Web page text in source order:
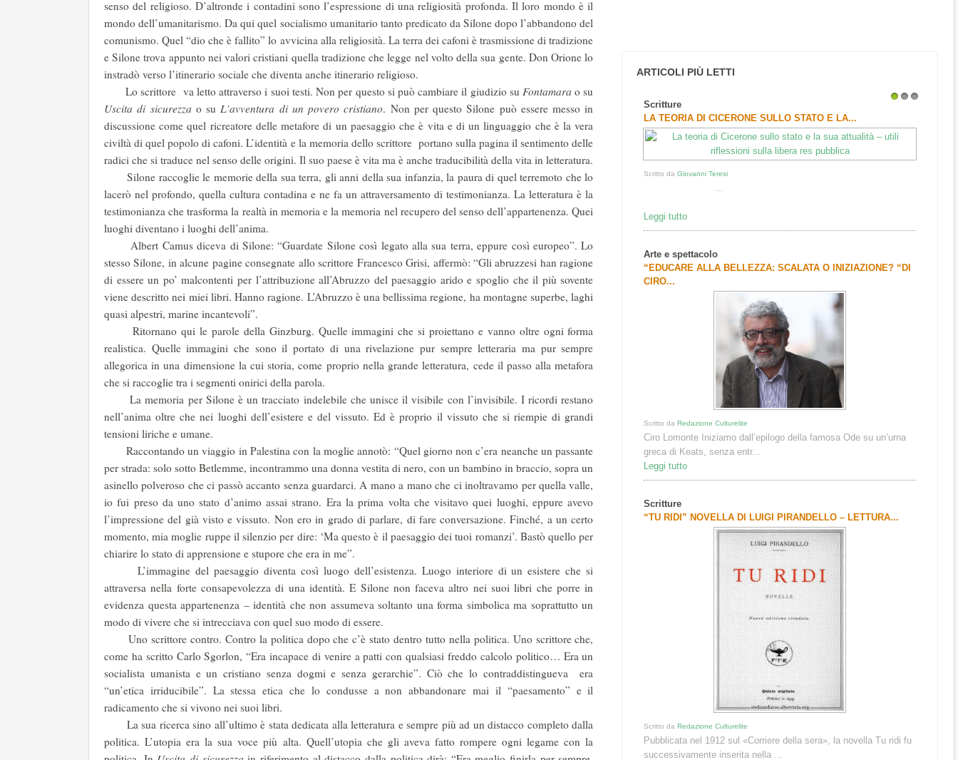
senso del religioso. D’altronde i contadini sono l’espressione di una religiosità profonda. Il loro mondo è il
mondo dell’umanitarismo. Da qui quel socialismo umanitario tanto predicato da Silone dopo l’abbandono del
comunismo. Quel “dio che è fallito” lo avvicina alla religiosità. La terra dei cafoni è trasmissione di tradizione
e Silone trova appunto nei valori cristiani quella tradizione che legge nel volto della sua gente. Don Orione lo
instradò verso l’itinerario sociale che diventa anche itinerario religioso.
Lo scrittore va letto attraverso i suoi testi. Non per questo si può cambiare il giudizio su Fontamarao su
Uscita di sicurezza o suL’avventura di un povero cristiano. Non per questo Silone può essere messo in
discussione come quel ricreatore delle metafore di un paesaggio che è vita e di un linguaggio che è la vera
civiltà di quel popolo di cafoni. L’identità e la memoria dello scrittore portano sulla pagina il sentimento delle
radici che si traduce nel senso delle origini. Il suo paese è vita ma è anche traducibilità della vita in letteratura.
Silone raccoglie le memorie della sua terra, gli anni della sua infanzia, la paura di quel terremoto che lo
lacerò nel profondo, quella cultura contadina e ne fa un attraversamento di testimonianza. La letteratura è la
testimonianza che trasforma la realtà in memoria e la memoria nel recupero del senso dell’appartenenza. Quei
luoghi diventano i luoghi dell’anima.
Albert Camus diceva di Silone: “Guardate Silone così legato alla sua terra, eppure così europeo”. Lo
stesso Silone, in alcune pagine consegnate allo scrittore Francesco Grisi, affermò: “Gli abruzzesi han ragione
di essere un po’ malcontenti per l’attribuzione all’Abruzzo del paesaggio arido e spoglio che il più sovente
viene descritto nei miei libri. Hanno ragione. L’Abruzzo è una bellissima regione, ha montagne superbe, laghi
quasi alpestri, marine incantevoli”.
Ritornano qui le parole della Ginzburg. Quelle immagini che si proiettano e vanno oltre ogni forma
realistica. Quelle immagini che sono il portato di una rivelazione pur sempre letteraria ma pur sempre
allegorica in una dimensione la cui storia, come proprio nella grande letteratura, cede il passo alla metafora
che si raccoglie tra i segmenti onirici della parola.
La memoria per Silone è un tracciato indelebile che unisce il visibile con l’invisibile. I ricordi restano
nell’anima oltre che nei luoghi dell’esistere e del vissuto. Ed è proprio il vissuto che si riempie di grandi
tensioni liriche e umane.
Raccontando un viaggio in Palestina con la moglie annotò: “Quel giorno non c’era neanche un passante
per strada: solo sotto Betlemme, incontrammo una donna vestita di nero, con un bambino in braccio, sopra un
asinello polveroso che ci passò accanto senza guardarci. A mano a mano che ci inoltravamo per quella valle,
io fui preso da uno stato d’animo assai strano. Era la prima volta che visitavo quei luoghi, eppure avevo
l’impressione del già visto e vissuto. Non ero in grado di parlare, di fare conversazione. Finché, a un certo
momento, mia moglie ruppe il silenzio per dire: ‘Ma questo è il paesaggio dei tuoi romanzi’. Bastò quello per
chiarire lo stato di apprensione e stupore che era in me”.
L’immagine del paesaggio diventa così luogo dell’esistenza. Luogo interiore di un esistere che si
attraversa nella forte consapevolezza di una identità. E Silone non faceva altro nei suoi libri che porre in
evidenza questa appartenenza – identità che non assumeva soltanto una forma simbolica ma soprattutto un
modo di vivere che si intrecciava con quel suo modo di essere.
Uno scrittore contro. Contro la politica dopo che c’è stato dentro tutto nella politica. Uno scrittore che,
come ha scritto Carlo Sgorlon, “Era incapace di venire a patti con qualsiasi freddo calcolo politico… Era un
socialista umanista e un cristiano senza dogmi e senza gerarchie”. Ciò che lo contraddistingueva era
“un’etica irriducibile”. La stessa etica che lo condusse a non abbandonare mai il “paesamento” e il
radicamento che si vivono nei suoi libri.
La sua ricerca sino all’ultimo è stata dedicata alla letteratura e sempre più ad un distacco completo dalla
politica. L’utopia era la sua voce più alta. Quell’utopia che gli aveva fatto rompere ogni legame con la
ARTICOLI PIÙ LETTI
Scritture
LA TEORIA DI CICERONE SULLO STATO E LA...
Scritto daGiovanni Teresi
...
Leggi tutto
Arte e spettacolo
“EDUCARE ALLA BELLEZZA: SCALATA O INIZIAZIONE? “DI
CIRO...
Scritto daRedazione Culturelite
Ciro Lomonte Iniziamo dall’epilogo della famosa Ode su un’urna
greca di Keats, senza entr...
Leggi tutto
Scritture
“TU RIDI” NOVELLA DI LUIGI PIRANDELLO – LETTURA...
Scritto daRedazione Culturelite
Pubblicata nel 1912 sul «Corriere della sera», la novella Tu ridi fu
successivamente inserita nella ...